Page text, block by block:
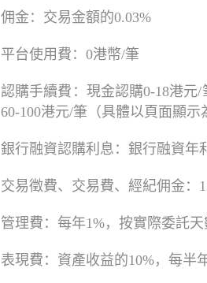
佣金：交易金額的0.03%
平台使用費：0港幣/筆
認購手續費：現金認購0-18港元
60-100港元/筆（具體以頁面顯示
銀行融資認購利息：銀行融資年
交易徵費、交易費、經紀佣金：
管理費：每年1%，按實際委託
表現費：資產收益的10%，每半